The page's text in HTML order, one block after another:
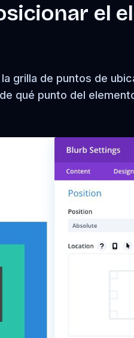
el
grilla de puntos de
qué punto del